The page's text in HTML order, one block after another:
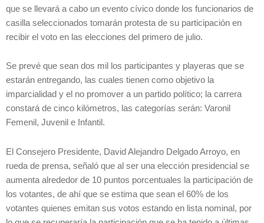
que se llevará a cabo un evento cívico donde los funcionarios de
casilla seleccionados tomarán protesta de su participación en
recibir el voto en las elecciones del primero de julio.
Se prevé que sean dos mil los participantes y playeras que se
estarán entregando, las cuales tienen como objetivo la
imparcialidad y el no promover a un partido político; la carrera
constará de cinco kilómetros, las categorías serán: Varonil
Femenil, Juvenil e Infantil.
El Consejero Presidente, David Alejandro Delgado Arroyo, en
rueda de prensa, señaló que al ser una elección presidencial se
aumenta alrededor de 10 puntos porcentuales la participación de
los votantes, de ahí que se estima que sean el 60% de los
votantes quienes emitan sus votos estando en lista nominal, por